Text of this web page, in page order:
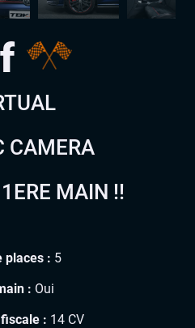
CAMERA
MAIN !!
places : 5
: Oui
: 14 CV